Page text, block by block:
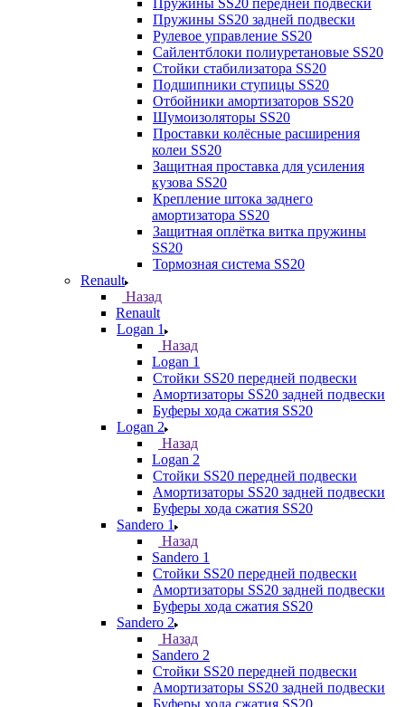
Пружины SS20 передней подвески
Пружины SS20 задней подвески
Рулевое управление SS20
Сайлентблоки полиуретановые SS20
Стойки стабилизатора SS20
Подшипники ступицы SS20
Отбойники амортизаторов SS20
Шумоизоляторы SS20
Проставки колёсные расширения
колеи SS20
Защитная проставка для усиления
кузова SS20
Крепление штока заднего
амортизатора SS20
Защитная оплётка витка пружины
SS20
Тормозная система SS20
Renault
Назад
Renault
Logan 1
Назад
Logan 1
Стойки SS20 передней подвески
Амортизаторы SS20 задней подвески
Буферы хода сжатия SS20
Logan 2
Назад
Logan 2
Стойки SS20 передней подвески
Амортизаторы SS20 задней подвески
Буферы хода сжатия SS20
Sandero 1
Назад
Sandero 1
Стойки SS20 передней подвески
Амортизаторы SS20 задней подвески
Буферы хода сжатия SS20
Sandero 2
Назад
Sandero 2
Стойки SS20 передней подвески
Амортизаторы SS20 задней подвески
Буферы хода сжатия SS20